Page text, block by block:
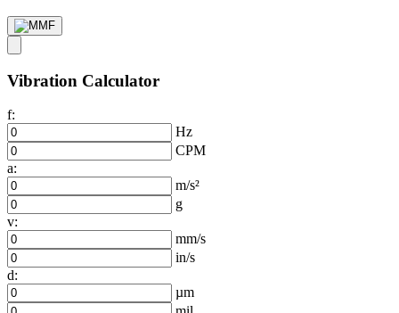
Vibration Calculator
f:
Hz
CPM
a:
m/s²
g
v:
mm/s
in/s
d:
µm